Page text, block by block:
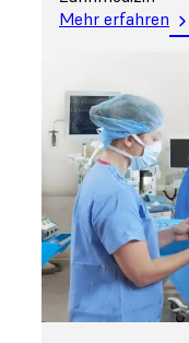
Mehr erfahren